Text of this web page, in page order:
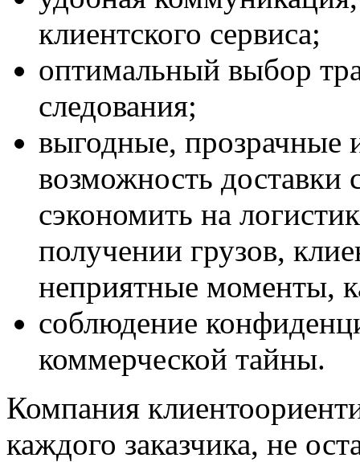
клиентского сервиса;
оптимальный выбор
следования;
выгодные, прозрачные
возможность доставки
сэкономить на
получении грузов,
неприятные моменты,
соблюдение
коммерческой тайны.
Компания
каждого заказчика, не